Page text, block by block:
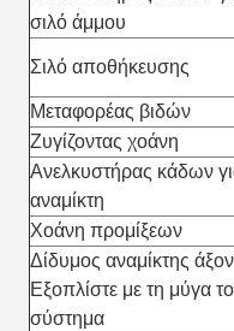
σιλό άμμου
Σιλό αποθήκευσης
Μεταφορέας βιδών
Ζυγίζοντας χοάνη
Ανελκυστήρας κάδων
αναμίκτη
Χοάνη προμίξεων
Δίδυμος αναμίκτης
Εξοπλίστε με τη μύγα
σύστημα